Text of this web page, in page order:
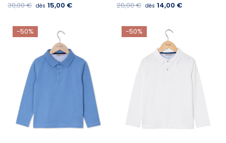
dès 15,00 €
30,00 € dès 14,00 €
28,00 €
-50% -50%